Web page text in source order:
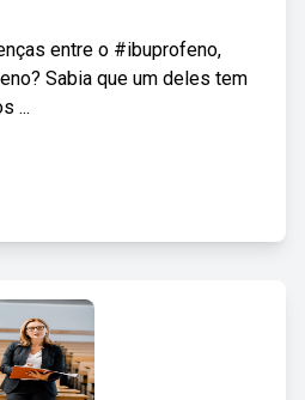
entre o #ibuprofeno,
Sabia que um deles tem
...